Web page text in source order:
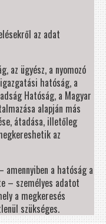
az adat
az ügyész, a nyomozó
hatóság, a
Hatóság, a Magyar
alapján más
átadása, illetőleg
az
a hatóság a
– személyes adatot
a megkeresés
szükséges.